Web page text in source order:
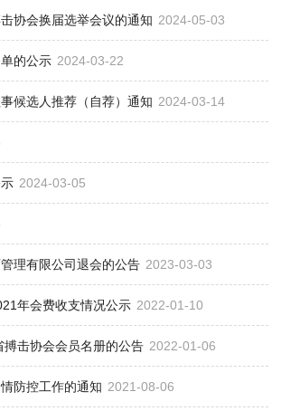
协会换届选举会议的通知 2024-05-03
的公示 2024-03-22
候选人推荐（自荐）通知 2024-03-14
2024-03-05
理有限公司退会的公告 2023-03-03
年会费收支情况公示 2022-01-10
搏击协会会员名册的公告 2022-01-06
防控工作的通知 2021-08-06